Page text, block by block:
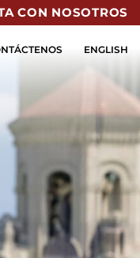
CON NOSOTROS
ENGLISH